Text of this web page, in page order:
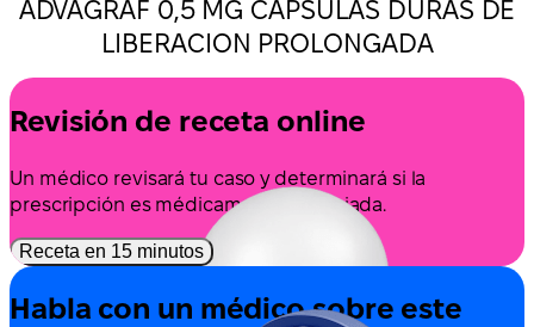
ADVAGRAF 0,5 MG CÁPSULAS DURAS DE
LIBERACION PROLONGADA
Revisión de receta online
Un médico revisará tu caso y determinará si la
prescripción es médicamente apropiada.
Receta en 15 minutos
Habla con un médico sobre este